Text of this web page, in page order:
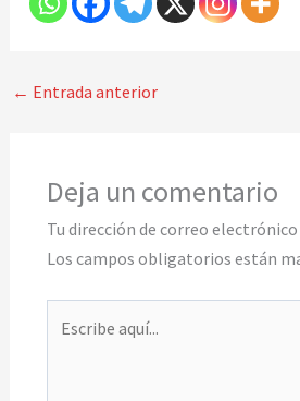
← Entrada anterior
Deja un comentario
Tu dirección de correo
Los campos obligatorios están
aquí...